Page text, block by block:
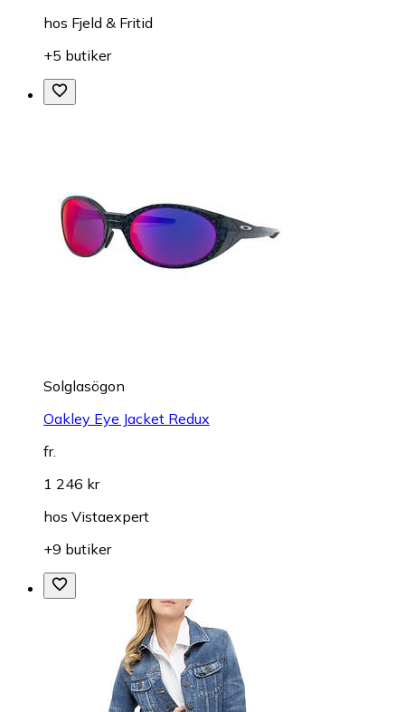
hos Fjeld & Fritid
+5 butiker
Solglasögon
Oakley Eye Jacket Redux
fr.
1 246 kr
hos Vistaexpert
+9 butiker